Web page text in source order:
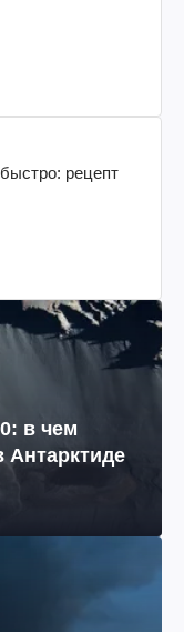
рецепт
в чем
Антарктиде